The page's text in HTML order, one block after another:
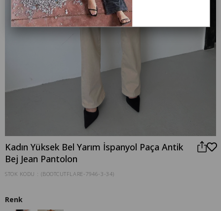
Kadın Yüksek Bel Yarım İspanyol Paça Antik
Bej Jean Pantolon
STOK KODU (BOOTCUTFLARE-7946-3-34)